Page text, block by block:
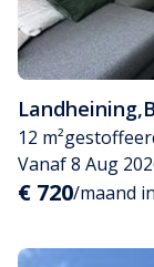
Landheining,
12 m²
Vanaf 8 Aug
€ 720/maand